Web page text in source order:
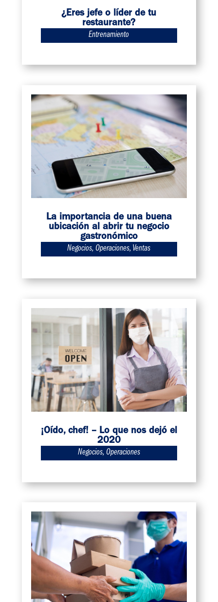
¿Eres jefe o líder de tu
restaurante?
Entrenamiento
La importancia de una buena
ubicación al abrir tu negocio
gastronómico
Negocios, Operaciones, Ventas
¡Oído, chef! – Lo que nos dejó el
2020
Negocios, Operaciones